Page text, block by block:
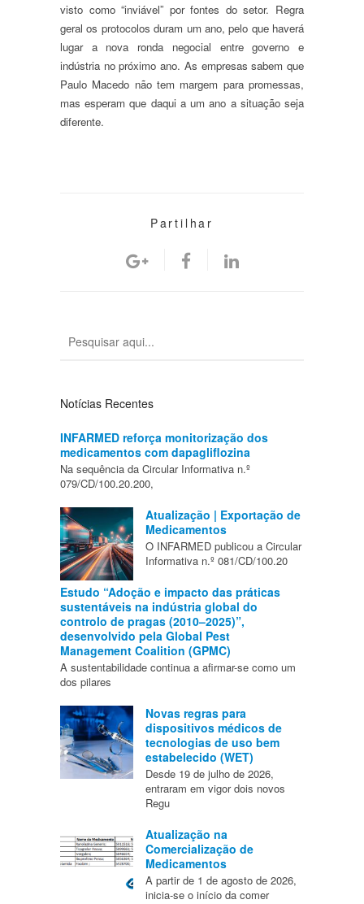
visto como “inviável” por fontes do setor. Regra
geral os protocolos duram um ano, pelo que haverá
lugar a nova ronda negocial entre governo e
indústria no próximo ano. As empresas sabem que
Paulo Macedo não tem margem para promessas,
mas esperam que daqui a um ano a situação seja
diferente.
Partilhar
Notícias Recentes
INFARMED reforça monitorização dos
medicamentos com dapagliflozina
Na sequência da Circular Informativa n.º
079/CD/100.20.200,
Atualização | Exportação de
Medicamentos
O INFARMED publicou a Circular
Informativa n.º 081/CD/100.20
Estudo “Adoção e impacto das práticas
sustentáveis na indústria global do
controlo de pragas (2010–2025)”,
desenvolvido pela Global Pest
Management Coalition (GPMC)
A sustentabilidade continua a afirmar-se como um
dos pilares
Novas regras para
dispositivos médicos de
tecnologias de uso bem
estabelecido (WET)
Desde 19 de julho de 2026,
entraram em vigor dois novos
Regu
Atualização na
Comercialização de
Medicamentos
A partir de 1 de agosto de 2026,
inicia-se o início da comer